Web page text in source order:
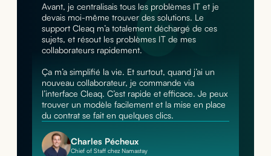
Avant, je centralisais tous les problèmes IT et je
devais moi-même trouver des solutions. Le
support Cleaq m’a totalement déchargé de ces
sujets, et résout les problèmes IT de mes
collaborateurs rapidement.
Ça m’a simplifié la vie. Et surtout, quand j’ai un
nouveau collaborateur, je commande via
l’interface Cleaq. C’est rapide et efficace. Je peux
trouver un modèle facilement et la mise en place
du contrat se fait en quelques clics.
Charles Pécheux
Chief of Staff chez Namastay